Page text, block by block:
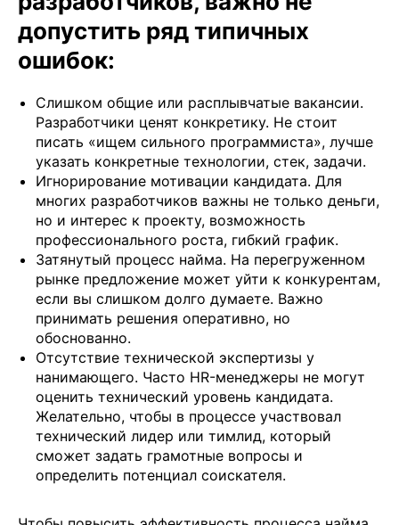
допустить ряд типичных
ошибок:
Слишком общие или расплывчатые вакансии.
Разработчики ценят конкретику. Не стоит
писать «ищем сильного программиста», лучше
указать конкретные технологии, стек, задачи.
Игнорирование мотивации кандидата. Для
многих разработчиков важны не только деньги,
но и интерес к проекту, возможность
профессионального роста, гибкий график.
Затянутый процесс найма. На перегруженном
рынке предложение может уйти к конкурентам,
если вы слишком долго думаете. Важно
принимать решения оперативно, но
обоснованно.
Отсутствие технической экспертизы у
нанимающего. Часто HR-менеджеры не могут
оценить технический уровень кандидата.
Желательно, чтобы в процессе участвовал
технический лидер или тимлид, который
сможет задать грамотные вопросы и
определить потенциал соискателя.